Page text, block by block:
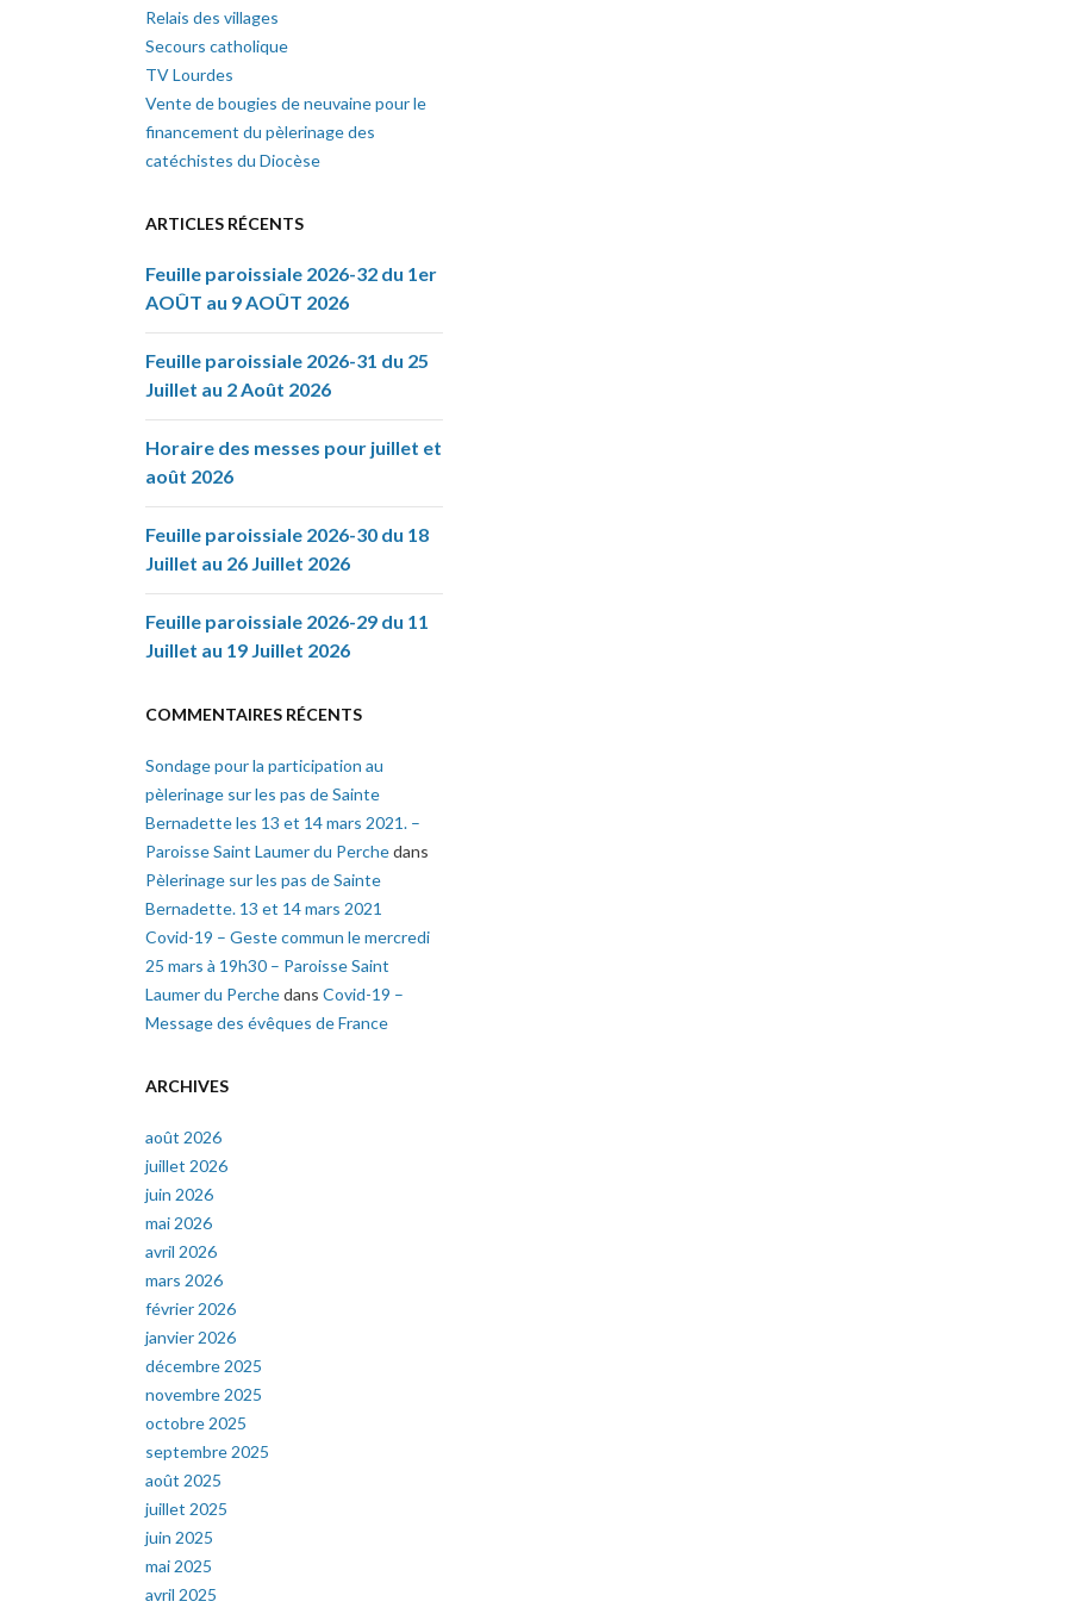
Relais des villages
Secours catholique
TV Lourdes
Vente de bougies de neuvaine pour le
financement du pèlerinage des
catéchistes du Diocèse
ARTICLES RÉCENTS
Feuille paroissiale 2026-32 du 1er
AOÛT au 9 AOÛT 2026
Feuille paroissiale 2026-31 du 25
Juillet au 2 Août 2026
Horaire des messes pour juillet et
août 2026
Feuille paroissiale 2026-30 du 18
Juillet au 26 Juillet 2026
Feuille paroissiale 2026-29 du 11
Juillet au 19 Juillet 2026
COMMENTAIRES RÉCENTS
Sondage pour la participation au
pèlerinage sur les pas de Sainte
Bernadette les 13 et 14 mars 2021. –
Paroisse Saint Laumer du Perchedans
Pèlerinage sur les pas de Sainte
Bernadette. 13 et 14 mars 2021
Covid-19 – Geste commun le mercredi
25 mars à 19h30 – Paroisse Saint
Laumer du Perchedans Covid-19 –
Message des évêques de France
ARCHIVES
août 2026
juillet 2026
juin 2026
mai 2026
avril 2026
mars 2026
février 2026
janvier 2026
décembre 2025
novembre 2025
octobre 2025
septembre 2025
août 2025
juillet 2025
juin 2025
mai 2025
avril 2025